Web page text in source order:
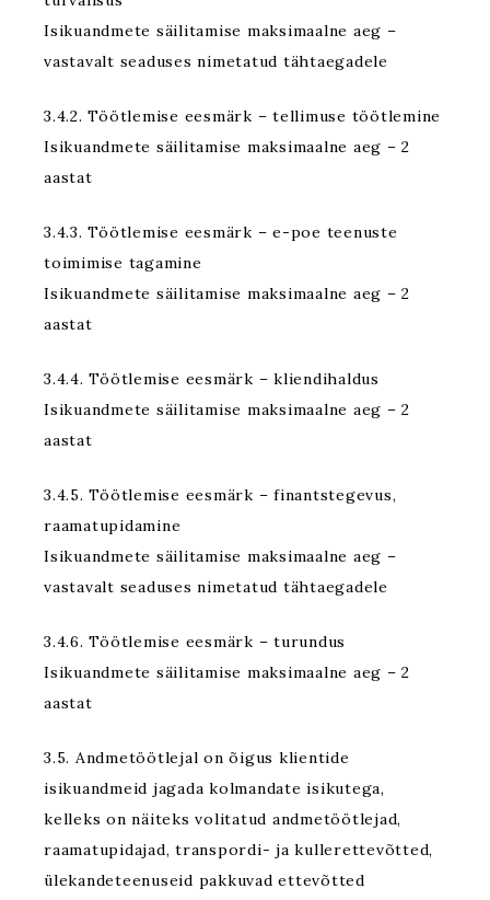
Isikuandmete säilitamise maksimaalne aeg –
vastavalt seaduses nimetatud tähtaegadele
3.4.2. Töötlemise eesmärk – tellimuse töötlemine
Isikuandmete säilitamise maksimaalne aeg – 2
aastat
3.4.3. Töötlemise eesmärk – e-poe teenuste
toimimise tagamine
Isikuandmete säilitamise maksimaalne aeg – 2
aastat
3.4.4. Töötlemise eesmärk – kliendihaldus
Isikuandmete säilitamise maksimaalne aeg – 2
aastat
3.4.5. Töötlemise eesmärk – finantstegevus,
raamatupidamine
Isikuandmete säilitamise maksimaalne aeg –
vastavalt seaduses nimetatud tähtaegadele
3.4.6. Töötlemise eesmärk – turundus
Isikuandmete säilitamise maksimaalne aeg – 2
aastat
3.5. Andmetöötlejal on õigus klientide
isikuandmeid jagada kolmandate isikutega,
kelleks on näiteks volitatud andmetöötlejad,
raamatupidajad, transpordi- ja kullerettevõtted,
ülekandeteenuseid pakkuvad ettevõtted